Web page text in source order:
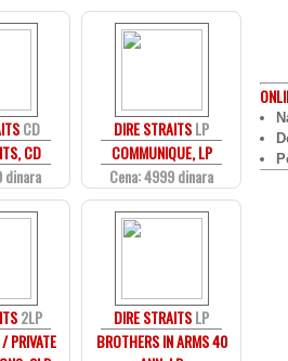
CD
CD
dinara
DIRE STRAITSLP
COMMUNIQUE, LP
Cena: 4999 dinara
2LP
PRIVATE
DIRE STRAITSLP
BROTHERS IN ARMS 40